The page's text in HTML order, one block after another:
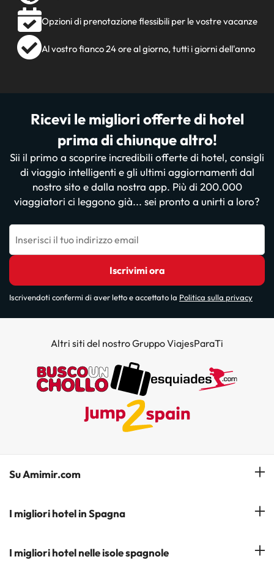
Opzioni di prenotazione flessibili per le vostre vacanze
Al vostro fianco 24 ore al giorno, tutti i giorni dell'anno
Ricevi le migliori offerte di hotel
prima di chiunque altro!
Sii il primo a scoprire incredibili offerte di hotel, consigli
di viaggio intelligenti e gli ultimi aggiornamenti dal
nostro sito e dalla nostra app. Più di 200.000
viaggiatori ci leggono già... sei pronto a unirti a loro?
Inserisci il tuo indirizzo email
Iscrivimi ora
Iscrivendoti confermi di aver letto e accettato la Politica sulla privacy
Altri siti del nostro Gruppo ViajesParaTi
Su Amimir.com
Il Nostro Team
Iscrivetevi alla nostra newsletter
I migliori hotel in Spagna
Hotel a Salou
I migliori hotel nelle isole spagnole